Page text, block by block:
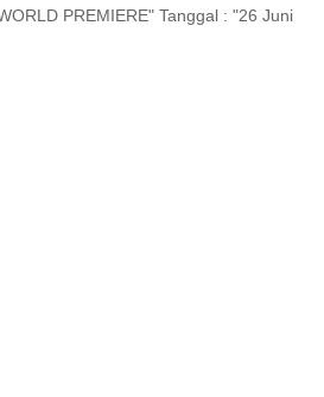
PREMIERE" Tanggal : "26 Juni